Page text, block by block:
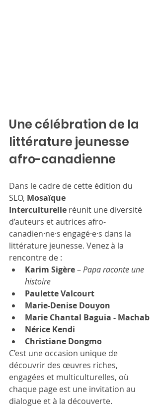
Une célébration de la
littérature jeunesse
afro-canadienne
Dans le cadre de cette édition du
SLO, Mosaïque
Interculturelle réunit une diversité
d’auteurs et autrices afro-
canadien·ne·s engagé·e·s dans la
littérature jeunesse. Venez à la
rencontre de :
Karim Sigère – Papa raconte une
histoire
Paulette Valcourt
Marie-Denise Douyon
Marie Chantal Baguia - Machab
Nérice Kendi
Christiane Dongmo
C’est une occasion unique de
découvrir des œuvres riches,
engagées et multiculturelles, où
chaque page est une invitation au
dialogue et à la découverte.